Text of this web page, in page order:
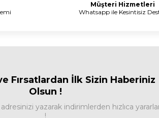
Müşteri Hizmetleri
Whatsapp ile Kesintisiz
Fırsatlardan İlk Sizin Haberiniz
Olsun !
yazarak indirimlerden hızlıca
!